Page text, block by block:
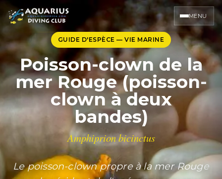
MENU
GUIDE D'ESPÈCE — VIE MARINE
Poisson-clown de la
mer Rouge (poisson-
clown à deux
bandes)
Amphiprion bicinctus
Le poisson-clown propre à la mer Rouge